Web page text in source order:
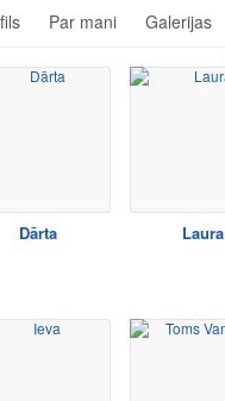
Par mani Galerijas
Dārta Laura